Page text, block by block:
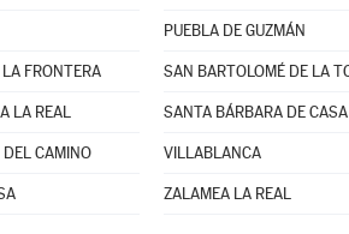
PUEBLA DE GUZMÁN
FRONTERA
LA REAL SANTA BÁRBARA DE CASA
DEL CAMINO VILLABLANCA
ZALAMEA LA REAL